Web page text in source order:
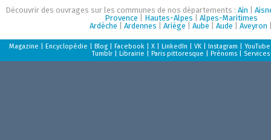
Découvrir des ouvrages sur les communes de nos départements :Ain |
Provence
Hautes-Alpes
Alpes-Maritimes
Ardèche |Ardennes |Ariège |Aube |Aude |Aveyron
Magazine |Encyclopédie |Blog |Facebook |X |LinkedIn |VK |Instagram |YouTube
Tumblr |Librairie |Paris pittoresque |Prénoms Services